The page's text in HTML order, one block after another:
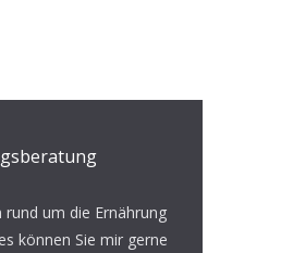
rund um die Ernährung
können Sie mir gerne